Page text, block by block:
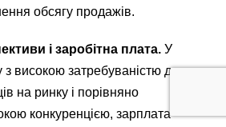
обсягу продажів.
і заробітна плата. У
з високою затребуваністю даних
на ринку і порівняно
конкуренцією, зарплата